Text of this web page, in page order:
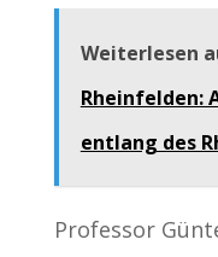
Weiterlesen
Rheinfelden:
entlang des
Professor